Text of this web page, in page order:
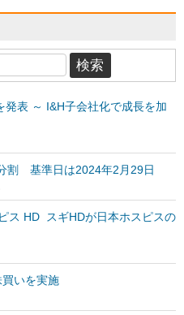
表 ～ I&H子会社化で成長を加
割 基準日は2024年2月29日
ス HD スギHDが日本ホスピスの
いを実施